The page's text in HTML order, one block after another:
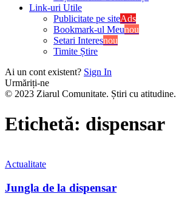
Link-uri Utile
Publicitate pe siteAds
Bookmark-ul Meunou
Setari Interesnou
Timite Știre
Ai un cont existent? Sign In
Urmăriți-ne
© 2023 Ziarul Comunitate. Știri cu atitudine.
Etichetă: dispensar
Actualitate
Jungla de la dispensar